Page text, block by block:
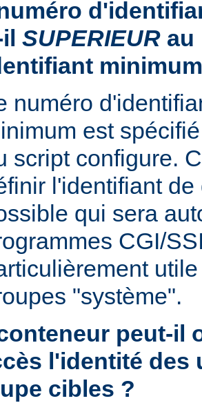
SUPERIEUR au
numéro
est
script configure.
l'identifiant
qui sera
CGI/
"système".
peut-il
l'identité des
cibles ?